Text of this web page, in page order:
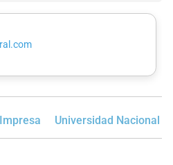
Universidad Nacional